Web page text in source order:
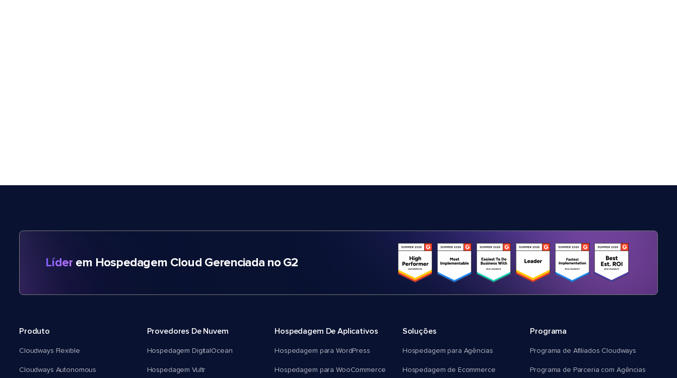
Líder em Hospedagem Cloud Gerenciada no G2
Produto
Cloudways Flexible
Cloudways Autonomous
Provedores De Nuvem
Hospedagem DigitalOcean
Hospedagem Vultr
Hospedagem De Aplicativos
Hospedagem para WordPress
Hospedagem para WooCommerce
Soluções
Hospedagem para Agências
Hospedagem de Ecommerce
Programa
Programa de Afiliados Cloudways
Programa de Parceria com Agências